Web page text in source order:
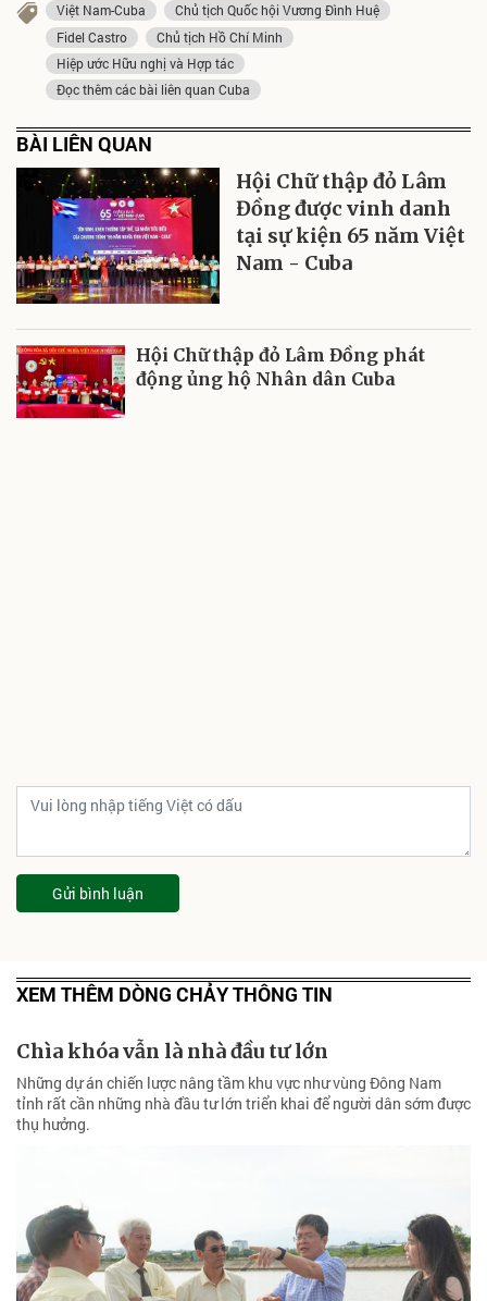
Việt Nam-Cuba
Chủ tịch Quốc hội Vương Đình Huệ
Fidel Castro
Chủ tịch Hồ Chí Minh
Hiệp ước Hữu nghị và Hợp tác
Đọc thêm các bài liên quan Cuba
BÀI LIÊN QUAN
Hội Chữ thập đỏ Lâm
Đồng được vinh danh
tại sự kiện 65 năm Việt
Nam - Cuba
Hội Chữ thập đỏ Lâm Đồng phát
động ủng hộ Nhân dân Cuba
Gửi bình luận
XEM THÊM DÒNG CHẢY THÔNG TIN
Chìa khóa vẫn là nhà đầu tư lớn
Những dự án chiến lược nâng tầm khu vực như vùng Đông Nam
tỉnh rất cần những nhà đầu tư lớn triển khai để người dân sớm được
thụ hưởng.